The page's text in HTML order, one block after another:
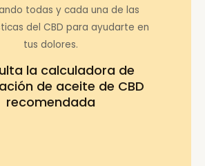
todas y cada una de las
del CBD para ayudarte en
tus dolores.
la calculadora de
de aceite de CBD
recomendada